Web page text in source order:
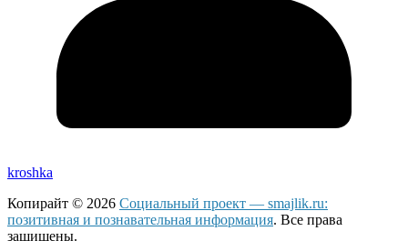
kroshka
Копирайт © 2026 Социальный проект — smajlik.ru:
позитивная и познавательная информация. Все права
защищены.